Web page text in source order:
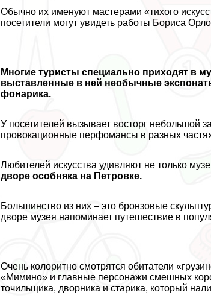
Обычно их именуют мастерами «тихого
посетители могут увидеть работы Бориса
Многие туристы специально приходят в
выставленные в ней необычные
фонарика.
У посетителей вызывает восторг небольшой
провокационные перфомансы в разных
Любителей искусства удивляют не только
дворе особняка на Петровке.
Большинство из них – это бронзовые
дворе музея напоминает путешествие в
Очень колоритно смотрятся обитатели
«Мимино» и главные персонажи смешных
точильщика, дворника и старика, который